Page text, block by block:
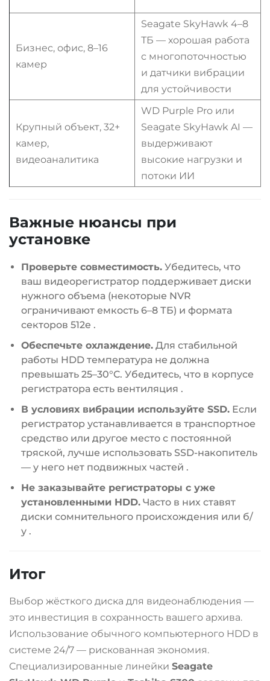
Бизнес, офис, 8–16
камер
Seagate SkyHawk 4–8
ТБ — хорошая работа
с многопоточностью
и датчики вибрации
для устойчивости
Крупный объект, 32+
камер,
видеоаналитика
WD Purple Pro или
Seagate SkyHawk AI —
выдерживают
высокие нагрузки и
потоки ИИ
Важные нюансы при
установке
Проверьте совместимость. Убедитесь, что
ваш видеорегистратор поддерживает диски
нужного объема (некоторые NVR
ограничивают емкость 6–8 ТБ) и формата
секторов 512e .
Обеспечьте охлаждение. Для стабильной
работы HDD температура не должна
превышать 25–30°C. Убедитесь, что в корпусе
регистратора есть вентиляция .
В условиях вибрации используйте SSD. Если
регистратор устанавливается в транспортное
средство или другое место с постоянной
тряской, лучше использовать SSD-накопитель
— у него нет подвижных частей .
Не заказывайте регистраторы с уже
установленными HDD. Часто в них ставят
диски сомнительного происхождения или б/
у .
Итог
Выбор жёсткого диска для видеонаблюдения —
это инвестиция в сохранность вашего архива.
Использование обычного компьютерного HDD в
системе 24/7 — рискованная экономия.
Специализированные линейки Seagate